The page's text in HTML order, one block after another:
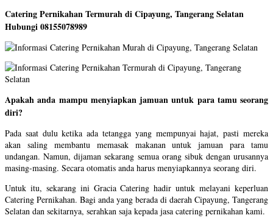
Catering Pernikahan Termurah di Cipayung, Tangerang Selatan
Hubungi 08155078989
Apakah anda mampu menyiapkan jamuan untuk para tamu seorang
diri?
Pada saat dulu ketika ada tetangga yang mempunyai hajat, pasti mereka
akan saling membantu memasak makanan untuk jamuan para tamu
undangan. Namun, dijaman sekarang semua orang sibuk dengan urusannya
masing-masing. Secara otomatis anda harus menyiapkannya seorang diri.
Untuk itu, sekarang ini Gracia Catering hadir untuk melayani keperluan
Catering Pernikahan. Bagi anda yang berada di daerah Cipayung, Tangerang
Selatan dan sekitarnya, serahkan saja kepada jasa catering pernikahan kami.